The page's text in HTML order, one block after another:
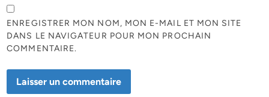
ENREGISTRER MON NOM, MON E-MAIL ET MON SITE
DANS LE NAVIGATEUR POUR MON PROCHAIN
COMMENTAIRE.